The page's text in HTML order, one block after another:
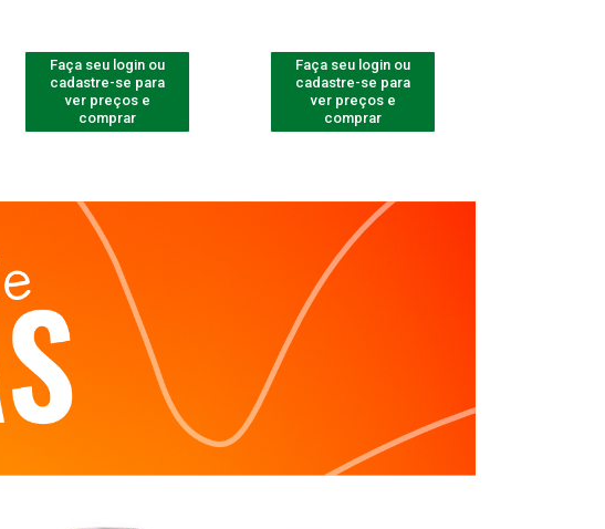
Faça seu login ou
cadastre-se para
ver preços e
comprar
Faça seu login ou
cadastre-se para
ver preços e
comprar